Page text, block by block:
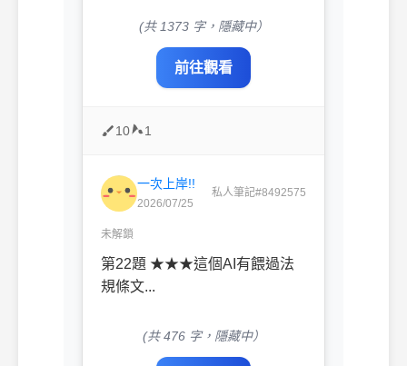
(共 1373 字，隱藏中）
前往觀看
10 1
一次上岸!!
2026/07/25
私人筆記#8492575
未解鎖
第22題 ★★★這個AI有餵過法
規條文...
(共 476 字，隱藏中）